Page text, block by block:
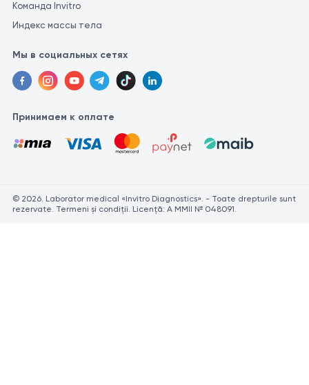
Команда Invitro
Индекс массы тела
Мы в социальных сетях
Принимаем к оплате
© 2026. Laborator medical «Invitro Diagnostics». - Toate drepturile sunt
rezervate. Termeni și condiții. Licență: A MMII № 048091.